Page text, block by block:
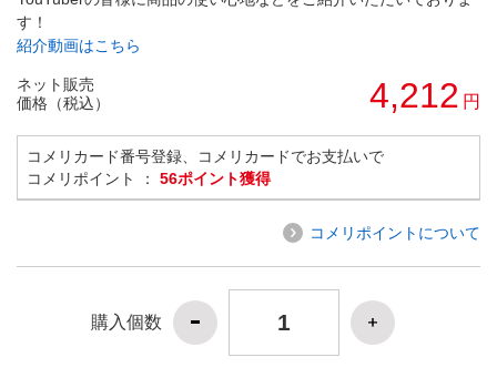
す！
紹介動画はこちら
ネット販売
価格（税込）
4,212 円
コメリカード番号登録、コメリカードでお支払いで
コメリポイント ： 56ポイント獲得
コメリポイントについて
購入個数